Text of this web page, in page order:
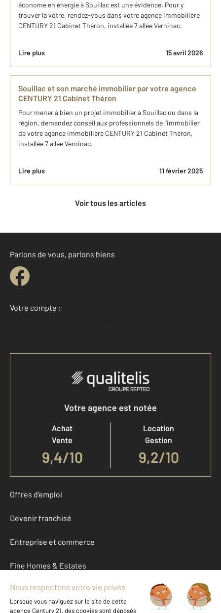
économe en énergie à Souillac est une évidence. Pour y
trouver la vôtre, rendez-vous dans votre agence immobilière
CENTURY 21 Cabinet Théron, installée 7 allée Verninac.
Lire plus 15 avril 2026
Souillac et son marché immobilier par votre agence
CENTURY 21 Cabinet Théron
Pour mener à bien un projet immobilier à Souillac ou dans la
région, demandez conseil aux professionnels de l’immobilier
de votre agence immobilière CENTURY 21 Cabinet Théron,
installée 7 allée Verninac.
Lire plus 11 février 2025
Voir tous les articles
Parlons de vous, parlons biens
Votre compte :
Accéder à mon compte
Votre agence est notée
Achat
Vente
9,4/10
Location
Gestion
9,2/10
Offres d'emploi
Devenir franchisé
Entreprise et commerce
Fine Homes & Estates
À propos